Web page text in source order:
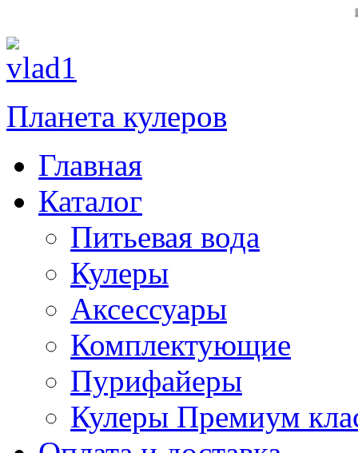
При
Планета кулеров
Главная
Каталог
Питьевая вода
Кулеры
Аксессуары
Комплектующие
Пурифайеры
Кулеры Премиум